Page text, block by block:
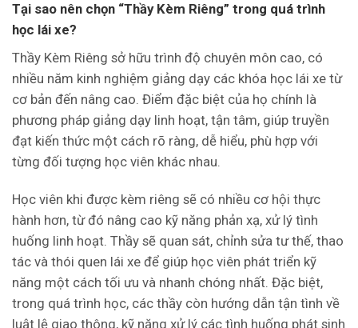
Tại sao nên chọn “Thầy Kèm Riêng” trong quá trình
học lái xe?
Thầy Kèm Riêng sở hữu trình độ chuyên môn cao, có
nhiều năm kinh nghiệm giảng dạy các khóa học lái xe từ
cơ bản đến nâng cao. Điểm đặc biệt của họ chính là
phương pháp giảng dạy linh hoạt, tận tâm, giúp truyền
đạt kiến thức một cách rõ ràng, dễ hiểu, phù hợp với
từng đối tượng học viên khác nhau.
Học viên khi được kèm riêng sẽ có nhiều cơ hội thực
hành hơn, từ đó nâng cao kỹ năng phản xạ, xử lý tình
huống linh hoạt. Thầy sẽ quan sát, chỉnh sửa tư thế, thao
tác và thói quen lái xe để giúp học viên phát triển kỹ
năng một cách tối ưu và nhanh chóng nhất. Đặc biệt,
trong quá trình học, các thầy còn hướng dẫn tận tình về
luật lệ giao thông, kỹ năng xử lý các tình huống phát sinh